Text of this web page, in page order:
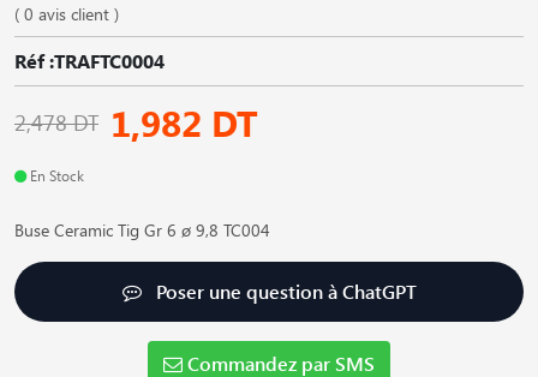
( 0 avis client )
Réf :TRAFTC0004
2,478 DT 1,982 DT
En Stock
Buse Ceramic Tig Gr 6 ø 9,8 TC004
Poser une question à ChatGPT
Commandez par SMS